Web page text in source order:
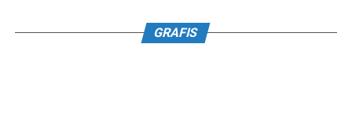
GRAFIS